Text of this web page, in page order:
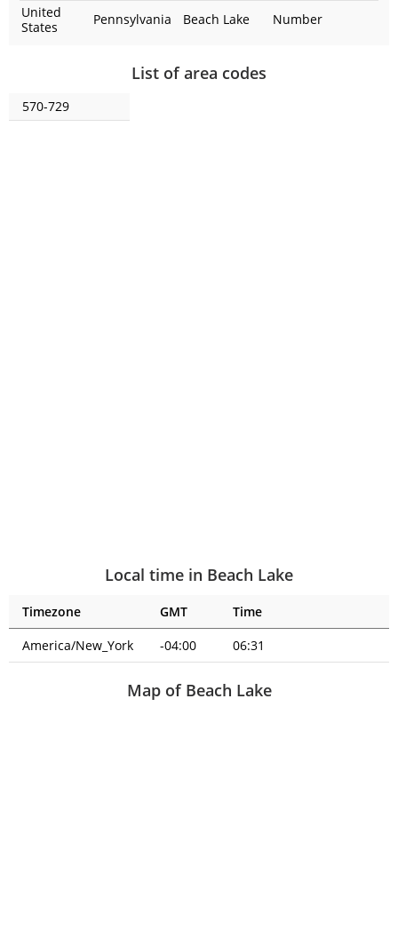
United
States
Pennsylvania Beach Lake Number
List of area codes
570-729
Local time in Beach Lake
Timezone GMT
Time
America/New_York
-04:00 06:31
Map of Beach Lake